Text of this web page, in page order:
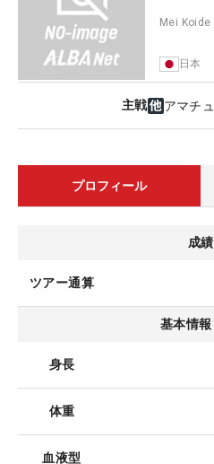
Mei Koide
日本
主戦 アマチ
プロフィール
成績
ツアー通算
基本情報
身長
体重
血液型